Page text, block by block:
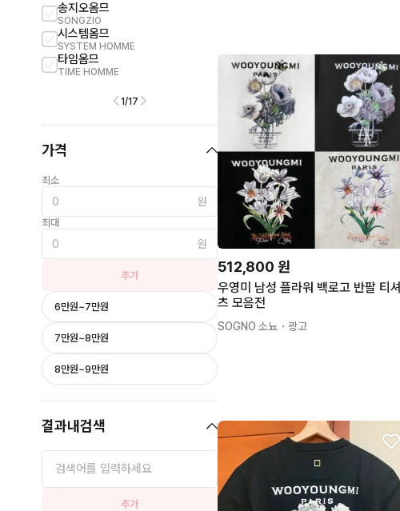
송지오옴므
SONGZIO
시스템옴므
SYSTEM HOMME
타임옴므
TIME HOMME
메종마르지엘라
MAISON MARGIELA
1/17
가격
최소
원
최대
원
추가
6만원~7만원
7만원~8만원
8만원~9만원
결과내검색
추가
512,800 원
우영미 남성 플라워 백로고 반팔 티셔
츠 모음전
SOGNO 소뇨 ・광고